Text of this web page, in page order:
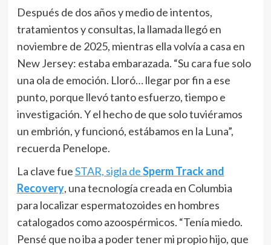
Después de dos años y medio de intentos,
tratamientos y consultas, la llamada llegó en
noviembre de 2025, mientras ella volvía a casa en
New Jersey: estaba embarazada. “Su cara fue solo
una ola de emoción. Lloró… llegar por fin a ese
punto, porque llevó tanto esfuerzo, tiempo e
investigación. Y el hecho de que solo tuviéramos
un embrión, y funcionó, estábamos en la Luna”,
recuerda Penelope.
La clave fueSTAR, sigla deSperm Track and
Recovery, una tecnología creada en Columbia
para localizar espermatozoides en hombres
catalogados como azoospérmicos. “Tenía miedo.
Pensé que no iba a poder tener mi propio hijo, que